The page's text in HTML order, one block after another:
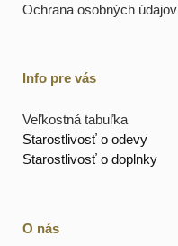
Ochrana osobných údajov
Info pre vás
Veľkostná tabuľka
Starostlivosť o odevy
Starostlivosť o doplnky
O nás